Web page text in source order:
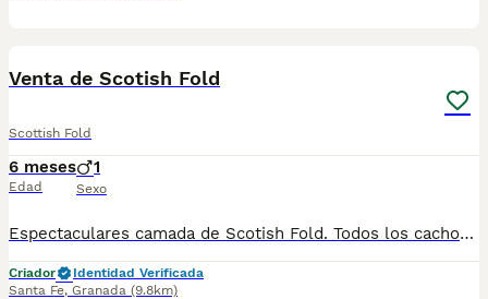
Venta de Scotish Fold
Scottish Fold
6 meses
Edad
1
Sexo
Espectaculares camada de Scotish Fold. Todos los cachorritos se entregan con unos dos meses y medio de edad y sus vacunas correspondientes, desparasitados interna y externamente, con certificado de salud, y garantía tanto por enfermedad vírica como congénito genética. Posibilidad de entregar en toda España mediante transporte propio preparado para animales y con chofer privado. Los precios pueden variar según las características y morfología de cada cachorro. Añádenos al whats app o llámanos, y encantados atenderemos todas tus dudas y consultas. Teléfono / Whats app: 641 92 23 90
Criador
Identidad Verificada
Santa Fe, Granada (9.8km)